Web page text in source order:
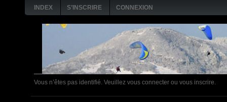
INDEX S’INSCRIRE CONNEXION
Vous n’êtes pas identifié. Veuillez vous connecter ou vous inscrire.